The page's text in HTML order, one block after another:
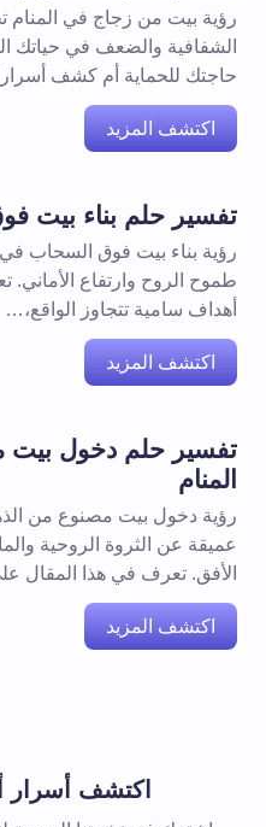
رؤية بيت من زجاج في المنام
الشفافية والضعف في حياتك
حاجتك للحماية أم كشف
اكتشف المزيد
تفسير حلم بناء بيت
رؤية بناء بيت فوق السحاب في
طموح الروح وارتفاع
أهداف سامية تتجاوز الواقع،…
اكتشف المزيد
تفسير حلم دخول
المنام
رؤية دخول بيت مصنوع من
عميقة عن الثروة الروحية
الأفق. تعرف في هذا المقال
اكتشف المزيد
اكتشف أسرار